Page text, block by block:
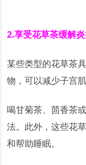
2.享受花草茶缓解
某些类型的花草茶
物，可以减少子宫肌
喝甘菊茶、茴香茶
法。此外，这些花
和帮助睡眠。